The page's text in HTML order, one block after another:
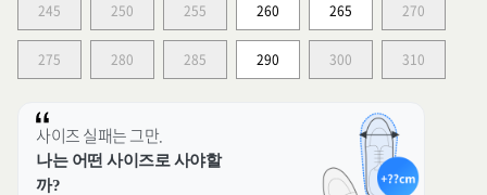
245 250 255 260 265 270
275 280 285 290 300 310
사이즈 실패는 그만.
나는 어떤 사이즈로 사야할
까?